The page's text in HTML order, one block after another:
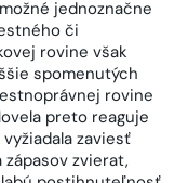
jednoznačne
či
rovine však
spomenutých
rovine
preto reaguje
zaviesť
zvierat,